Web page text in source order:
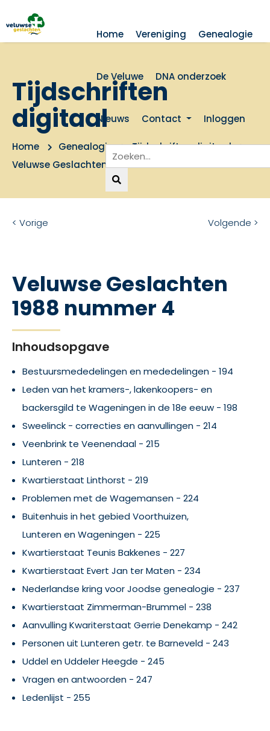
Home Vereniging Genealogie
De Veluwe DNA onderzoek
Nieuws Contact Inloggen
Tijdschriften
digitaal
Home Genealogie
Tijdschriften digitaal
Veluwse Geslachten 1988 nummer 4
< Vorige Volgende >
Veluwse Geslachten
1988 nummer 4
Inhoudsopgave
Bestuursmededelingen en mededelingen - 194
Leden van het kramers-, lakenkoopers- en
backersgild te Wageningen in de 18e eeuw - 198
Sweelinck - correcties en aanvullingen - 214
Veenbrink te Veenendaal - 215
Lunteren - 218
Kwartierstaat Linthorst - 219
Problemen met de Wagemansen - 224
Buitenhuis in het gebied Voorthuizen,
Lunteren en Wageningen - 225
Kwartierstaat Teunis Bakkenes - 227
Kwartierstaat Evert Jan ter Maten - 234
Nederlandse kring voor Joodse genealogie - 237
Kwartierstaat Zimmerman-Brummel - 238
Aanvulling Kwariterstaat Gerrie Denekamp - 242
Personen uit Lunteren getr. te Barneveld - 243
Uddel en Uddeler Heegde - 245
Vragen en antwoorden - 247
Ledenlijst - 255